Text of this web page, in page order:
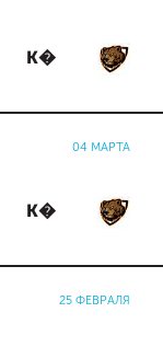
К�
04 МАРТА
К�
25 ФЕВРАЛЯ